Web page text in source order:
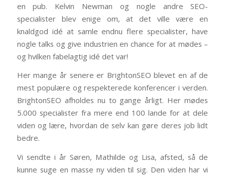
en pub. Kelvin Newman og nogle andre SEO-
specialister blev enige om, at det ville være en
knaldgod idé at samle endnu flere specialister, have
nogle talks og give industrien en chance for at mødes –
og hvilken fabelagtig idé det var!
Her mange år senere er BrightonSEO blevet en af de
mest populære og respekterede konferencer i verden.
BrightonSEO afholdes nu to gange årligt. Her mødes
5.000 specialister fra mere end 100 lande for at dele
viden og lære, hvordan de selv kan gøre deres job lidt
bedre.
Vi sendte i år Søren, Mathilde og Lisa, afsted, så de
kunne suge en masse ny viden til sig. Den viden har vi